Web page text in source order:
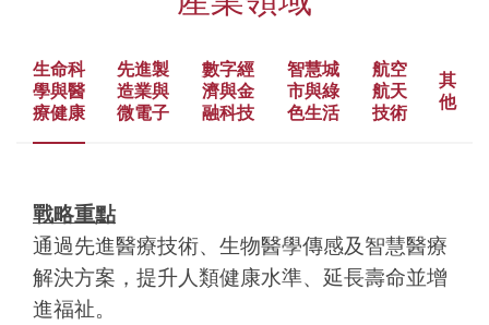
生命科
學與醫
療健康
先進製
造業與
微電子
數字經
濟與金
融科技
智慧城
市與綠
色生活
航空
航天
技術
其
他
戰略重點
通過先進醫療技術、生物醫學傳感及智慧醫療
解決方案，提升人類健康水準、延長壽命並增
進福祉。